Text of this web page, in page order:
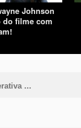
Johnson
do filme com